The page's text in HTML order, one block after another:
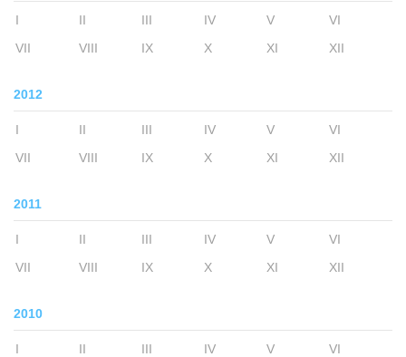
I II III IV V
VI
VII
VIII IX X XI XII
2012
I II III IV V
VI
VII
VIII IX X XI XII
2011
I II III IV V
VI
VII
VIII IX X XI XII
2010
I II III IV V
VI